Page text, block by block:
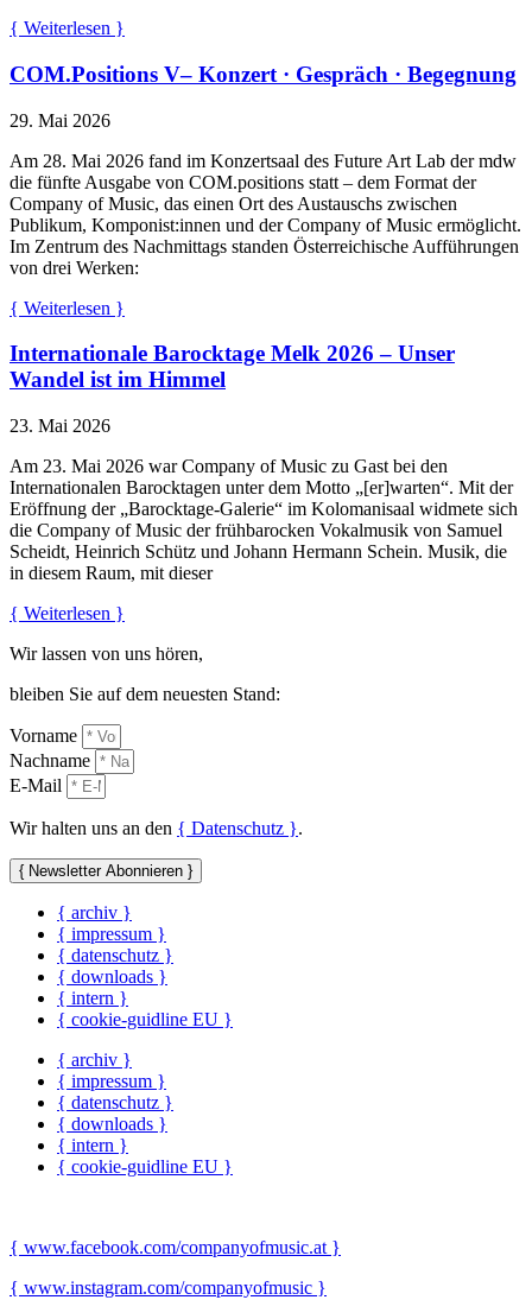
{ Weiterlesen }
COM.Positions V– Konzert · Gespräch · Begegnung
29. Mai 2026
Am 28. Mai 2026 fand im Konzertsaal des Future Art Lab der mdw
die fünfte Ausgabe von COM.positions statt – dem Format der
Company of Music, das einen Ort des Austauschs zwischen
Publikum, Komponist:innen und der Company of Music ermöglicht.
Im Zentrum des Nachmittags standen Österreichische Aufführungen
von drei Werken:
{ Weiterlesen }
Internationale Barocktage Melk 2026 – Unser
Wandel ist im Himmel
23. Mai 2026
Am 23. Mai 2026 war Company of Music zu Gast bei den
Internationalen Barocktagen unter dem Motto „[er]warten“. Mit der
Eröffnung der „Barocktage-Galerie“ im Kolomanisaal widmete sich
die Company of Music der frühbarocken Vokalmusik von Samuel
Scheidt, Heinrich Schütz und Johann Hermann Schein. Musik, die
in diesem Raum, mit dieser
{ Weiterlesen }
Wir lassen von uns hören,
bleiben Sie auf dem neuesten Stand:
Vorname
Nachname
E-Mail
Wir halten uns an den { Datenschutz }.
{ Newsletter Abonnieren }
{ archiv }
{ impressum }
{ datenschutz }
{ downloads }
{ intern }
{ cookie-guidline EU }
{ archiv }
{ impressum }
{ datenschutz }
{ downloads }
{ intern }
{ cookie-guidline EU }
{ www.facebook.com/companyofmusic.at }
{ www.instagram.com/companyofmusic }